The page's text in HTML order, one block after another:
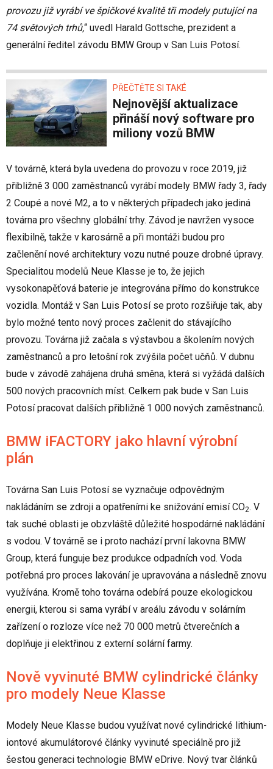
provozu již vyrábí ve špičkové kvalitě tři modely putující na
74 světových trhů,“ uvedl Harald Gottsche, prezident a
generální ředitel závodu BMW Group v San Luis Potosí.
PŘEČTĚTE SI TAKÉ
Nejnovější aktualizace
přináší nový software pro
miliony vozů BMW
V továrně, která byla uvedena do provozu v roce 2019, již
přibližně 3 000 zaměstnanců vyrábí modely BMW řady 3, řady
2 Coupé a nové M2, a to v některých případech jako jediná
továrna pro všechny globální trhy. Závod je navržen vysoce
flexibilně, takže v karosárně a při montáži budou pro
začlenění nové architektury vozu nutné pouze drobné úpravy.
Specialitou modelů Neue Klasse je to, že jejich
vysokonapěťová baterie je integrována přímo do konstrukce
vozidla. Montáž v San Luis Potosí se proto rozšiřuje tak, aby
bylo možné tento nový proces začlenit do stávajícího
provozu. Továrna již začala s výstavbou a školením nových
zaměstnanců a pro letošní rok zvýšila počet učňů. V dubnu
bude v závodě zahájena druhá směna, která si vyžádá dalších
500 nových pracovních míst. Celkem pak bude v San Luis
Potosí pracovat dalších přibližně 1 000 nových zaměstnanců.
BMW iFACTORY jako hlavní výrobní
plán
Továrna San Luis Potosí se vyznačuje odpovědným
nakládáním se zdroji a opatřeními ke snižování emisí CO2. V
tak suché oblasti je obzvláště důležité hospodárné nakládání
s vodou. V továrně se i proto nachází první lakovna BMW
Group, která funguje bez produkce odpadních vod. Voda
potřebná pro proces lakování je upravována a následně znovu
využívána. Kromě toho továrna odebírá pouze ekologickou
energii, kterou si sama vyrábí v areálu závodu v solárním
zařízení o rozloze více než 70 000 metrů čtverečních a
doplňuje ji elektřinou z externí solární farmy.
Nově vyvinuté BMW cylindrické články
pro modely Neue Klasse
Modely Neue Klasse budou využívat nové cylindrické lithium-
iontové akumulátorové články vyvinuté speciálně pro již
šestou generaci technologie BMW eDrive. Nový tvar článků